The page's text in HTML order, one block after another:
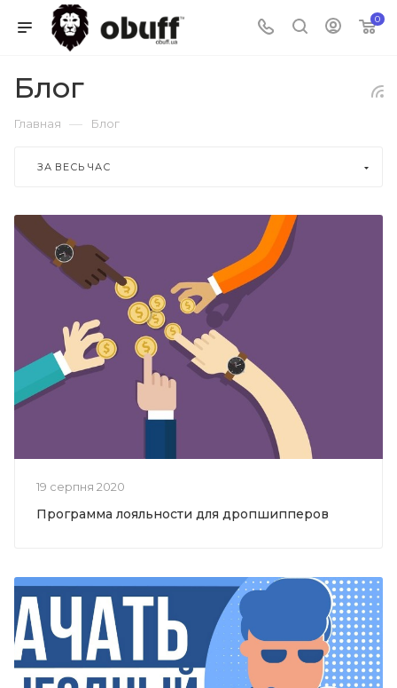
0
Блог
Главная — Блог
ЗА ВЕСЬ ЧАС
19 серпня 2020
Программа лояльности для дропшипперов